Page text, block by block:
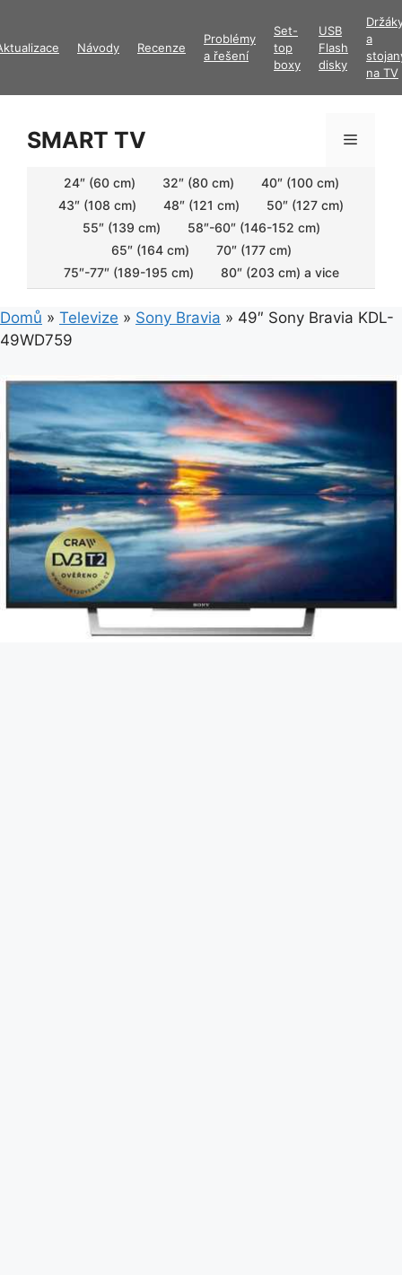
obsah
Návody Recenze
Problémy
a řešení
Set-
top
boxy
USB
Flash
disky
a
na TV
SMART TV Menu
24″ (60 cm) 32″ (80 cm)
40″ (100 cm)
43″ (108 cm)
48″ (121 cm)
50″ (127 cm)
55″ (139 cm)
58″-60″ (146-152 cm)
65″ (164 cm)
70″ (177 cm)
75″-77″ (189-195 cm)
80″ (203 cm) a vice
Domů » Televize » Sony Bravia » 49″ Sony Bravia KDL-
49WD759